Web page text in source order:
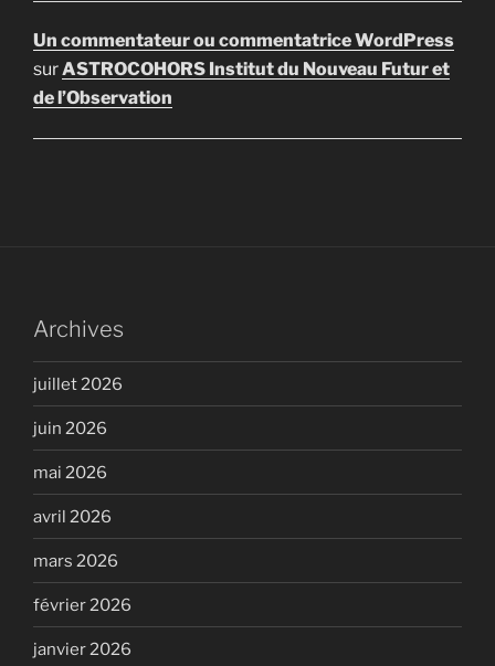
Un commentateur ou commentatrice WordPress
surASTROCOHORS Institut du Nouveau Futur et
de l’Observation
Archives
juillet 2026
juin 2026
mai 2026
avril 2026
mars 2026
février 2026
janvier 2026